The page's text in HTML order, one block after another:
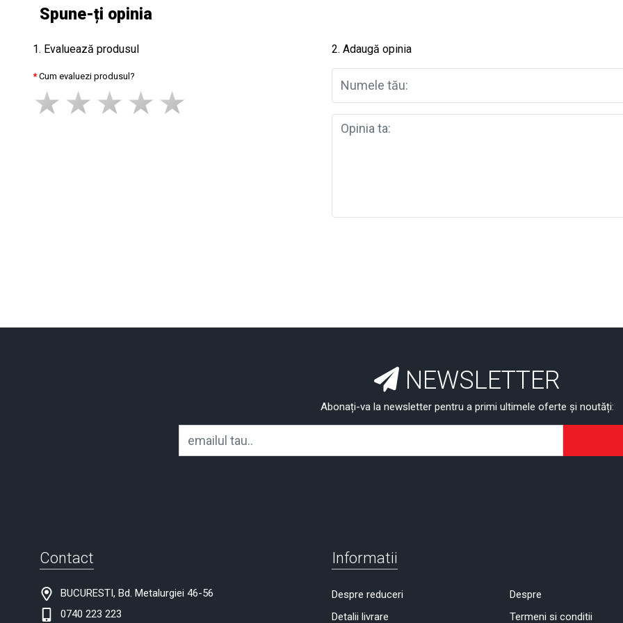
Spune-ți opinia
1. Evaluează produsul
Cum evaluezi produsul?
2. Adaugă opinia
NEWSLETTER
Abonați-va la newsletter pentru a primi ultimele oferte și noutăți:
Contact
BUCURESTI, Bd. Metalurgiei 46-56
0740 223 223
Informatii
Despre reduceri
Detalii livrare
Despre
Termeni si conditii